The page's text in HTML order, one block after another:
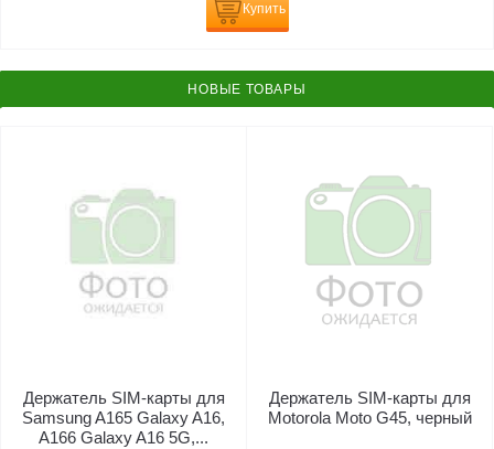
Купить
НОВЫЕ ТОВАРЫ
Держатель SIM-карты для
Samsung A165 Galaxy A16,
A166 Galaxy A16 5G,...
Держатель SIM-карты для
Motorola Moto G45, черный